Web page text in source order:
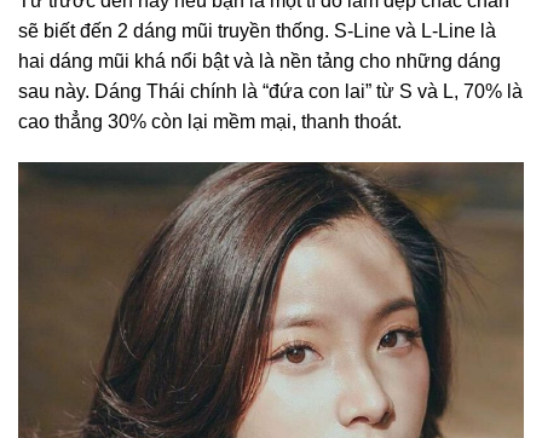
sẽ biết đến 2 dáng mũi truyền thống. S-Line và L-Line là
hai dáng mũi khá nổi bật và là nền tảng cho những dáng
sau này. Dáng Thái chính là “đứa con lai” từ S và L, 70% là
cao thẳng 30% còn lại mềm mại, thanh thoát.